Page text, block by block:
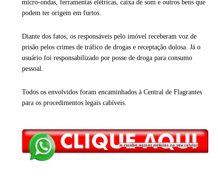
micro-ondas, ferramentas elétricas, caixa de som e outros bens que
podem ter origem em furtos.
Diante dos fatos, os responsáveis pelo imóvel receberam voz de
prisão pelos crimes de tráfico de drogas e receptação dolosa. Já o
usuário foi responsabilizado por posse de droga para consumo
pessoal.
Todos os envolvidos foram encaminhados à Central de Flagrantes
para os procedimentos legais cabíveis.